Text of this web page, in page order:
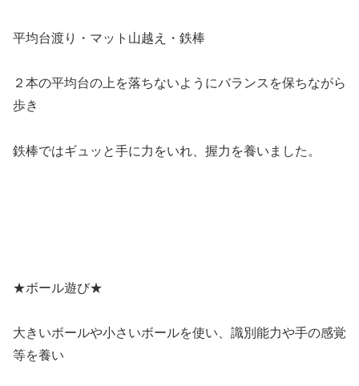
平均台渡り・マット山越え・鉄棒
２本の平均台の上を落ちないようにバランスを保ちながら
歩き
鉄棒ではギュッと手に力をいれ、握力を養いました。
★ボール遊び★
大きいボールや小さいボールを使い、識別能力や手の感覚
等を養い